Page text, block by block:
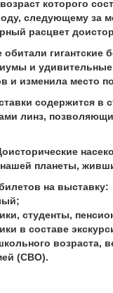
которого
следующему за
расцвет
обитали
и
и изменила место
содержится в
линз,
планеты,
на выставку:
студенты,
в составе
возраста,
(СВО).